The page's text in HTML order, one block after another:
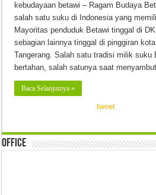
kebudayaan betawi – Ragam Budaya
salah satu suku di Indonesia yang
Mayoritas penduduk Betawi tinggal di
sebagian lainnya tinggal di pinggiran
Tangerang. Salah satu tradisi milik suku
bertahan, salah satunya saat
Baca Selanjutnya »
tweet
Office